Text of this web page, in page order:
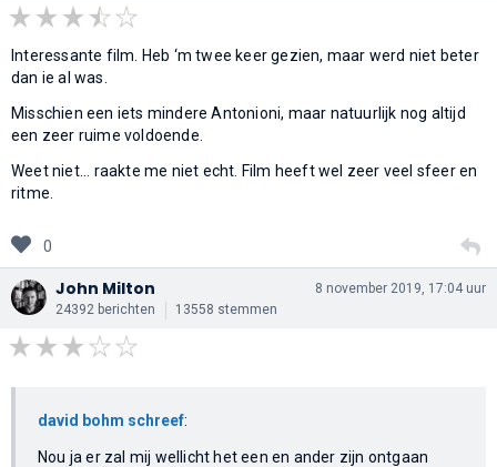
Interessante film. Heb ‘m twee keer gezien, maar werd niet beter
dan ie al was.
Misschien een iets mindere Antonioni, maar natuurlijk nog altijd
een zeer ruime voldoende.
Weet niet... raakte me niet echt. Film heeft wel zeer veel sfeer en
ritme.
0
John Milton
24392 berichten 13558 stemmen
8 november 2019, 17:04 uur
david bohm schreef:
Nou ja er zal mij wellicht het een en ander zijn ontgaan